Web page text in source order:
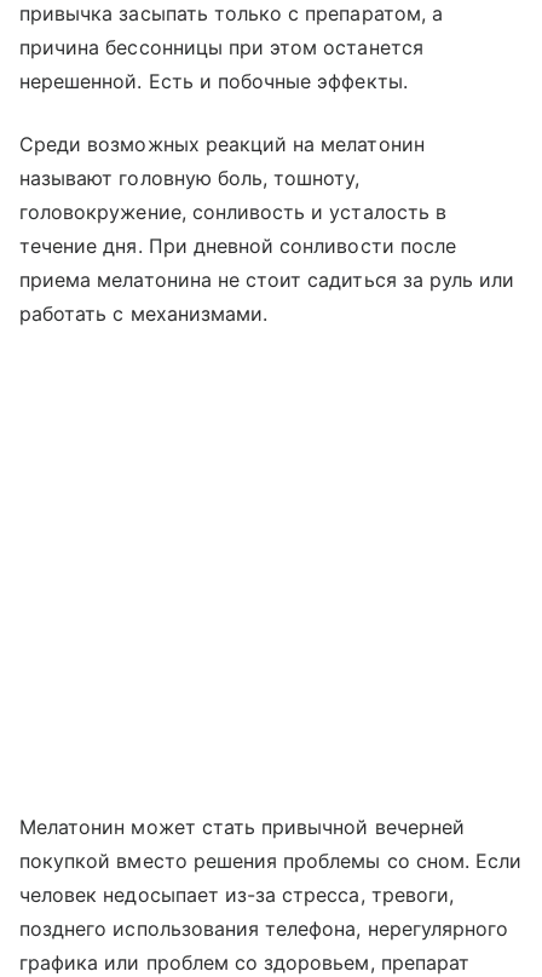
привычка засыпать только с препаратом, а
причина бессонницы при этом останется
нерешенной. Есть и побочные эффекты.
Среди возможных реакций на мелатонин
называют головную боль, тошноту,
головокружение, сонливость и усталость в
течение дня. При дневной сонливости после
приема мелатонина не стоит садиться за руль или
работать с механизмами.
Мелатонин может стать привычной вечерней
покупкой вместо решения проблемы со сном. Если
человек недосыпает из-за стресса, тревоги,
позднего использования телефона, нерегулярного
графика или проблем со здоровьем, препарат